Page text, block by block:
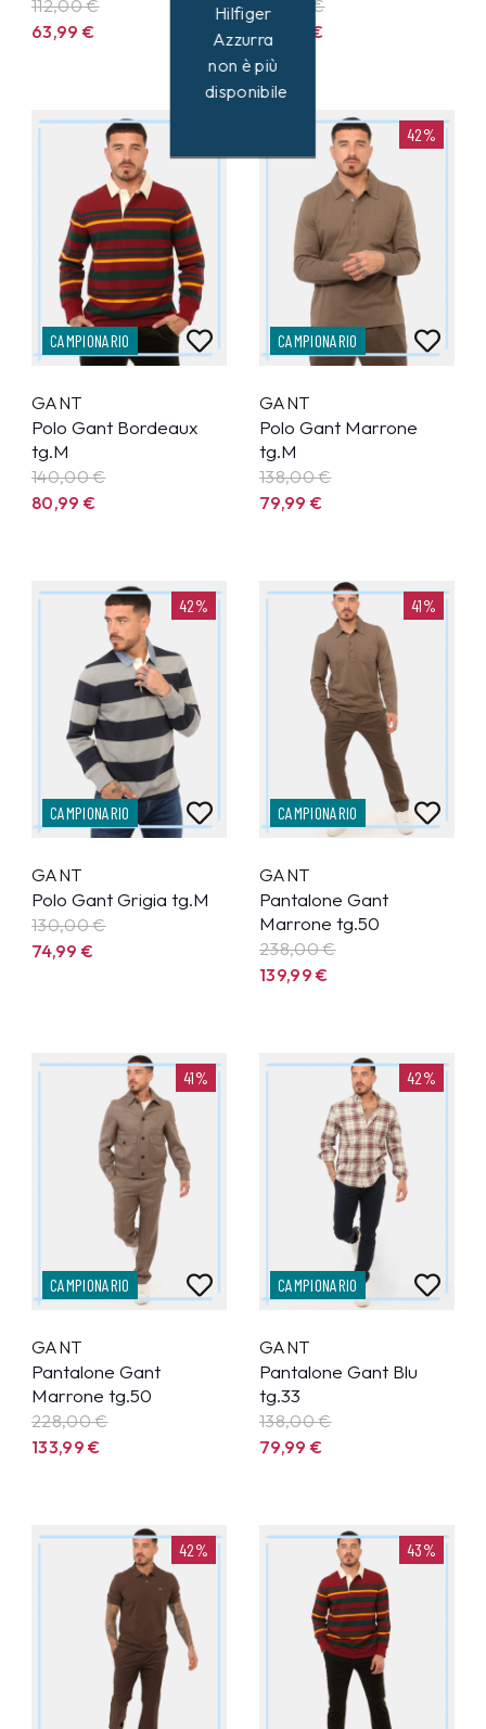
112,00 €
63,99€
117,00 €
€
CAMPIONARIO
GANT
Polo Gant Bordeaux
tg.M
140,00 €
80,99€
42%
CAMPIONARIO
GANT
Polo Gant Marrone
tg.M
138,00 €
79,99€
42%
CAMPIONARIO
GANT
Polo Gant Grigia tg.M
130,00 €
74,99€
41%
CAMPIONARIO
GANT
Pantalone Gant
Marrone tg.50
238,00 €
139,99€
41%
CAMPIONARIO
GANT
Pantalone Gant
Marrone tg.50
228,00 €
133,99€
42%
CAMPIONARIO
GANT
Pantalone Gant Blu
tg.33
138,00 €
79,99€
42% 43%
Hilfiger
Azzurra
non è più
disponibile